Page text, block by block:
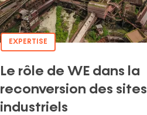
EXPERTISE
Le rôle de WE dans la
reconversion des sites
industriels